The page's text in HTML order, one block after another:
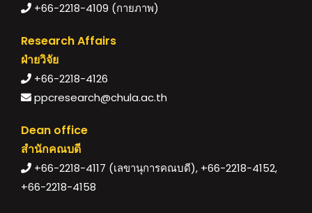
+66-2218-4109 (กายภาพ)
Research Affairs
ฝ่ายวิจัย
+66-2218-4126
ppcresearch@chula.ac.th
Dean office
สำนักคณบดี
+66-2218-4117 (เลขานุการคณบดี), +66-2218-4152,
+66-2218-4158